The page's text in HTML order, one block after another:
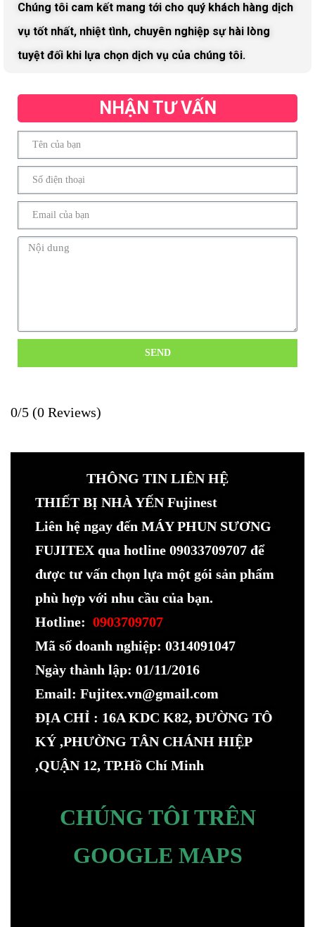
Chúng tôi cam kết mang tới cho quý khách hàng dịch
vụ tốt nhất, nhiệt tình, chuyên nghiệp sự hài lòng
tuyệt đối khi lựa chọn dịch vụ của chúng tôi.
NHẬN TƯ VẤN
SEND
0/5 (0 Reviews)
THÔNG TIN LIÊN HỆ
THIẾT BỊ NHÀ YẾN Fujinest
Liên hệ ngay đến MÁY PHUN SƯƠNG
FUJITEX qua hotline 09033709707 để
được tư vấn chọn lựa một gói sản phẩm
phù hợp với nhu cầu của bạn.
Hotline: 0903709707
Mã số doanh nghiệp: 0314091047
Ngày thành lập: 01/11/2016
Email: Fujitex.vn@gmail.com
ĐỊA CHỈ : 16A KDC K82, ĐƯỜNG TÔ
KÝ ,PHƯỜNG TÂN CHÁNH HIỆP
,QUẬN 12, TP.Hồ Chí Minh
CHÚNG TÔI TRÊN
GOOGLE MAPS